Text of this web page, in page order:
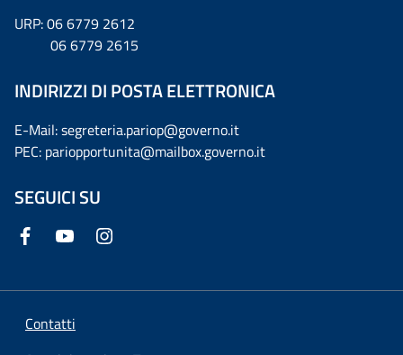
URP: 06 6779 2612
06 6779 2615
INDIRIZZI DI POSTA ELETTRONICA
E-Mail: segreteria.pariop@governo.it
PEC: pariopportunita@mailbox.governo.it
SEGUICI SU
Contatti